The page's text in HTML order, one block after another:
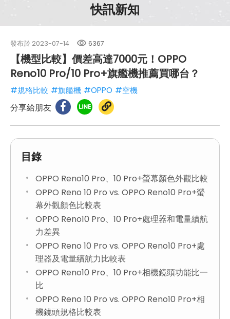
快訊新知
發布於 2023-07-14 6367
【機型比較】價差高達7000元！OPPO
Reno10 Pro/10 Pro+旗艦機推薦買哪台？
#規格比較 #旗艦機 #OPPO #空機
分享給朋友
目錄
OPPO Reno10 Pro、10 Pro+螢幕顏色外觀比較
OPPO Reno 10 Pro vs. OPPO Reno10 Pro+螢
幕外觀顏色比較表
OPPO Reno10 Pro、10 Pro+處理器和電量續航
力差異
OPPO Reno 10 Pro vs. OPPO Reno10 Pro+處
理器及電量續航力比較表
OPPO Reno10 Pro、10 Pro+相機鏡頭功能比一
比
OPPO Reno 10 Pro vs. OPPO Reno10 Pro+相
機鏡頭規格比較表